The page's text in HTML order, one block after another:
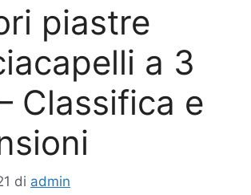
piastre
a 3
Classifica e
di admin